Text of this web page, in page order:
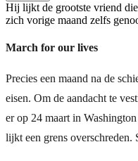
Hij lijkt de grootste vriend die
zich vorige maand zelfs
March for our lives
Precies een maand na de
eisen. Om de aandacht te
er op 24 maart in
lijkt een grens overschreden.